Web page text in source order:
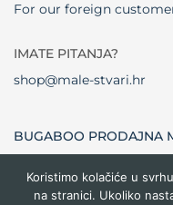
For our foreign
IMATE PITANJA?
shop@male-stvari.hr
BUGABOO PRODAJNA
Visa
Koristimo kolačiće u
na stranici. Ukoliko